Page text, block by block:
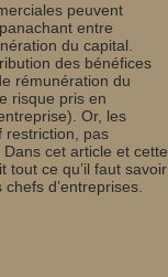
peuvent
entre
du capital.
des bénéfices
rémunération du
risque pris en
Or, les
restriction, pas
cet article et cette
tout ce qu’il faut savoir
d’entreprises.